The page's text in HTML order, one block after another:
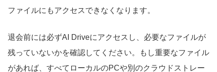
ファイルにもアクセスできなくなります。
退会前には必ずAI Driveにアクセスし、必要なファイルが
残っていないかを確認してください。もし重要なファイル
があれば、すべてローカルのPCや別のクラウドストレー